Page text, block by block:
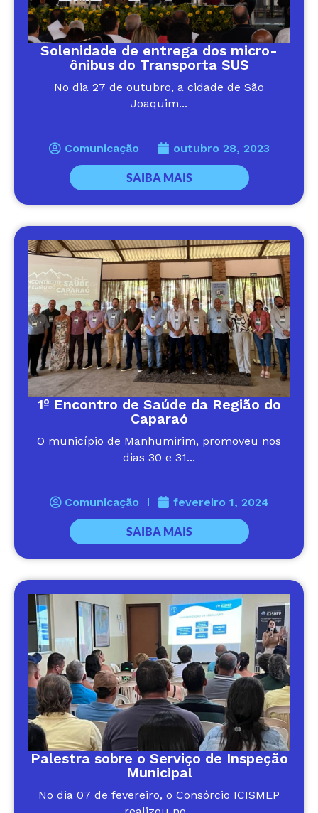
Solenidade de entrega dos micro-
ônibus do Transporta SUS
No dia 27 de outubro, a cidade de São
Joaquim...
Comunicação outubro 28, 2023
SAIBA MAIS
1º Encontro de Saúde da Região do
Caparaó
O município de Manhumirim, promoveu nos
dias 30 e 31...
Comunicação fevereiro 1, 2024
SAIBA MAIS
Palestra sobre o Serviço de Inspeção
Municipal
No dia 07 de fevereiro, o Consórcio ICISMEP